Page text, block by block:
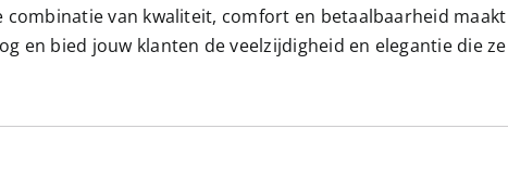
van kwaliteit, comfort en betaalbaarheid
en bied jouw klanten de veelzijdigheid en elegantie die